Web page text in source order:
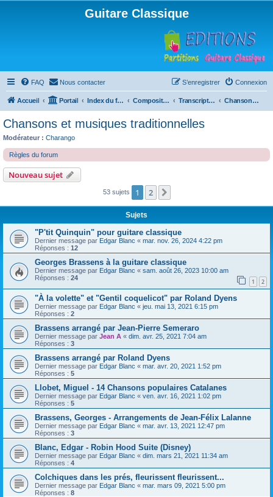
Guitare Classique
FAQ Nous contacter Connexion
S’enregistrer
Accueil Portail Index du forum Compositions Transcriptions et arrangements Chansons et musiques traditionnelles
Chansons et musiques traditionnelles
Modérateur : Charango
Règles du forum
Nouveau sujet
53 sujets 1 2
Sujets
"P'tit Quinquin" pour guitare classique
Dernier message par Edgar Blanc « mar. nov. 26, 2024 4:22 pm
Réponses : 12
Georges Brassens à la guitare classique
Dernier message par Edgar Blanc « sam. août 26, 2023 10:00 am
Réponses : 24 1 2
"À la volette" et "Gentil coquelicot" par Roland Dyens
Dernier message par Edgar Blanc « jeu. mai 13, 2021 6:15 pm
Réponses : 2
Brassens arrangé par Jean-Pierre Semeraro
Dernier message par Jean A « dim. avr. 25, 2021 7:04 am
Réponses : 3
Brassens arrangé par Roland Dyens
Dernier message par Edgar Blanc « mar. avr. 20, 2021 1:52 pm
Réponses : 5
Llobet, Miguel - 14 Chansons populaires Catalanes
Dernier message par Edgar Blanc « ven. avr. 16, 2021 1:02 pm
Réponses : 5
Brassens, Georges - Arrangements de Jean-Félix Lalanne
Dernier message par Edgar Blanc « mar. avr. 13, 2021 12:47 pm
Réponses : 3
Blanc, Edgar - Robin Hood Suite (Disney)
Dernier message par Edgar Blanc « dim. mars 21, 2021 11:34 am
Réponses : 4
Colchiques dans les prés, fleurissent fleurissent...
Dernier message par Edgar Blanc « mar. mars 09, 2021 5:00 pm
Réponses : 8